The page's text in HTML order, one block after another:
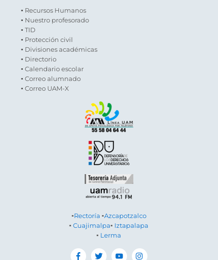
▪ Recursos Humanos
▪ Nuestro profesorado
▪ TID
▪ Protección civil
▪ Divisiones académicas
▪ Directorio
▪ Calendario escolar
▪ Correo alumnado
▪ Correo UAM-X
▪Rectoría ▪Azcapotzalco
▪Cuajimalpa▪ Iztapalapa
▪ Lerma